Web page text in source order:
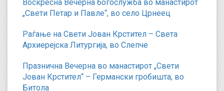
Воскресна Вечерна богослужба во манастирот
„Свети Петар и Павле“, во село Црнеец
Раѓање на Свети Јован Крстител – Света
Архиерејска Литургија, во Слепче
Празнична Вечерна во манастирот „Свети
Јован Крстител“ – Германски гробишта, во
Битола